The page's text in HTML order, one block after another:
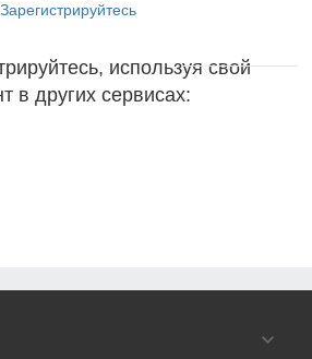
Зарегистрируйтесь
используя свой
в других сервисах: